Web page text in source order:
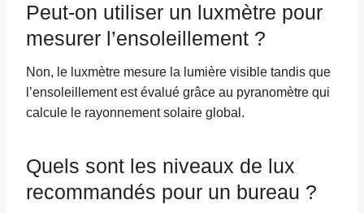
Peut-on utiliser un luxmètre pour
mesurer l’ensoleillement ?
Non, le luxmètre mesure la lumière visible tandis que
l’ensoleillement est évalué grâce au pyranomètre qui
calcule le rayonnement solaire global.
Quels sont les niveaux de lux
recommandés pour un bureau ?